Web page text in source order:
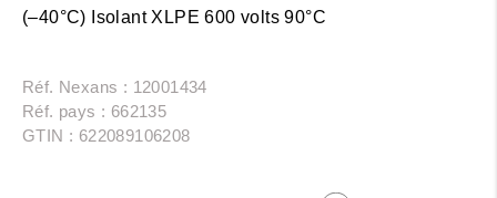
(–40°C) Isolant XLPE 600 volts 90°C
Réf. Nexans : 12001434
Réf. pays : 662135
GTIN : 622089106208